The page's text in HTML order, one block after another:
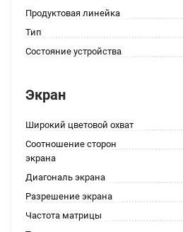
Продуктовая линейка
Тип
Состояние устройства
Экран
Широкий цветовой охват
Соотношение сторон
экрана
Диагональ экрана
Разрешение экрана
Частота матрицы